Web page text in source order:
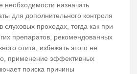
необходимости назначать
для дополнительного контроля
слуховых проходах, тогда как при
препаратов, рекомендованных
отита, избежать этого не
применение эффективных
поиска причины